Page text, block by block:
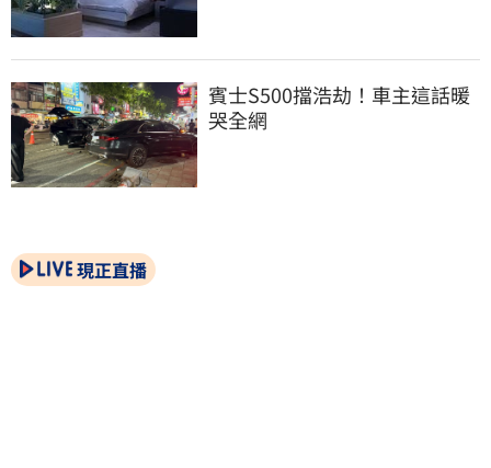
賓士S500擋浩劫！車主這話暖
哭全網
現正直播